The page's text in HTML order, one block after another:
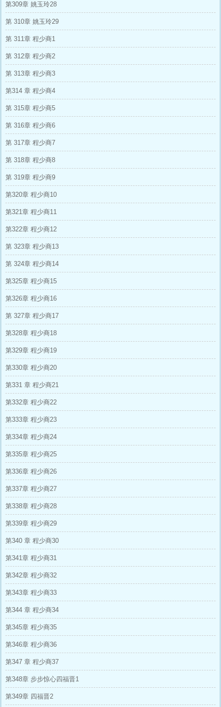
第309章 姚玉玲28
第 310章 姚玉玲29
第 311章 程少商1
第 312章 程少商2
第 313章 程少商3
第314 章 程少商4
第 315章 程少商5
第 316章 程少商6
第 317章 程少商7
第 318章 程少商8
第 319章 程少商9
第320章 程少商10
第321章 程少商11
第322章 程少商12
第 323章 程少商13
第 324章 程少商14
第325章 程少商15
第326章 程少商16
第 327章 程少商17
第328章 程少商18
第329章 程少商19
第330章 程少商20
第331 章 程少商21
第332章 程少商22
第333章 程少商23
第334章 程少商24
第335章 程少商25
第336章 程少商26
第337章 程少商27
第338章 程少商28
第339章 程少商29
第340 章 程少商30
第341章 程少商31
第342章 程少商32
第343章 程少商33
第344 章 程少商34
第345章 程少商35
第346章 程少商36
第347 章 程少商37
第348章 步步惊心四福晋1
第349章 四福晋2